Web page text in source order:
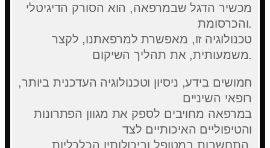
מכשיר הדגל שבמרפאה, הוא הסורק הדיגיטלי
והכרסומת.
טכנולוגיה זו, מאפשרת למרפאתנו, לקצר
משמעותית, את תהליך השיקום.
חמושים בידע, ניסיון וטכנולוגיה העדכנית ביותר,
רופאי השיניים
במרפאה מחויבים לספק את מגוון הפתרונות
והטיפוליים האיכותיים לצד